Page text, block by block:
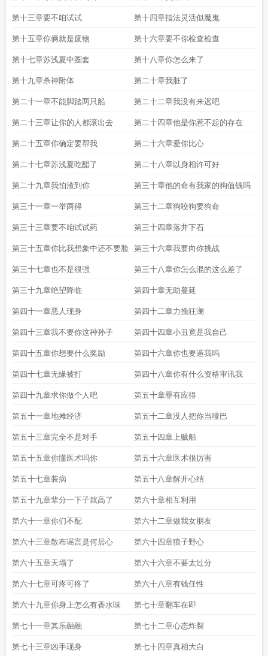
第十三章要不咱试试 第十四章指法灵活似魔鬼
第十五章你俩就是废物 第十六章要不你检查检查
第十七章苏浅夏中圈套 第十八章你怎么来了
第十九章杀神附体 第二十章我脏了
第二十一章不能脚踏两只船 第二十二章我没有来迟吧
第二十三章让你的人都滚出去 第二十四章他是你惹不起的存在
第二十五章你确定要帮我 第二十六章爱你比心
第二十七章苏浅夏吃醋了 第二十八章以身相许可好
第二十九章我怕渣到你 第三十章他的命有我家的狗值钱吗
第三十一章一举两得 第三十二章狗咬狗要狗命
第三十三章要不咱试试药 第三十四章落井下石
第三十五章你比我想象中还不要脸 第三十六章我要向你挑战
第三十七章也不是很强 第三十八章你怎么混的这么差了
第三十九章绝望降临 第四十章无助蔓延
第四十一章恶人现身 第四十二章力挽狂澜
第四十三章我不要你这种孙子 第四十四章小丑竟是我自己
第四十五章你想要什么奖励 第四十六章你也要逼我吗
第四十七章无缘被打 第四十八章你有什么资格审讯我
第四十九章求你做个人吧 第五十章罪有应得
第五十一章地摊经济 第五十二章没人把你当哑巴
第五十三章完全不是对手 第五十四章上贼船
第五十五章你懂医术吗你 第五十六章医术很厉害
第五十七章装病 第五十八章解开心结
第五十九章辈分一下子就高了 第六十章相互利用
第六十一章你们不配 第六十二章做我女朋友
第六十三章散布谣言是何居心 第六十四章狼子野心
第六十五章天塌了 第六十六章不要太过分
第六十七章可疼可疼了 第六十八章有钱任性
第六十九章你身上怎么有香水味 第七十章翻车在即
第七十一章其乐融融 第七十二章心态炸裂
第七十三章凶手现身 第七十四章真相大白